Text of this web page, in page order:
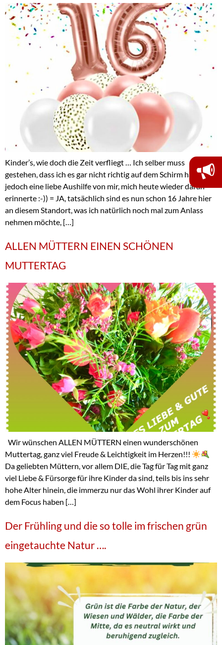
Kinder’s, wie doch die Zeit verfliegt … Ich selber muss
gestehen, dass ich es gar nicht richtig auf dem Schirm hatte,
jedoch eine liebe Aushilfe von mir, mich heute wieder daran
erinnerte :-)) = JA, tatsächlich sind es nun schon 16 Jahre hier
an diesem Standort, was ich natürlich noch mal zum Anlass
nehmen möchte, […]
ALLEN MÜTTERN EINEN SCHÖNEN
MUTTERTAG
Wir wünschen ALLEN MÜTTERN einen wunderschönen
Muttertag, ganz viel Freude & Leichtigkeit im Herzen!!!
Da geliebten Müttern, vor allem DIE, die Tag für Tag mit ganz
viel Liebe & Fürsorge für ihre Kinder da sind, teils bis ins sehr
hohe Alter hinein, die immerzu nur das Wohl ihrer Kinder auf
dem Focus haben […]
Der Frühling und die so tolle im frischen grün
eingetauchte Natur ….